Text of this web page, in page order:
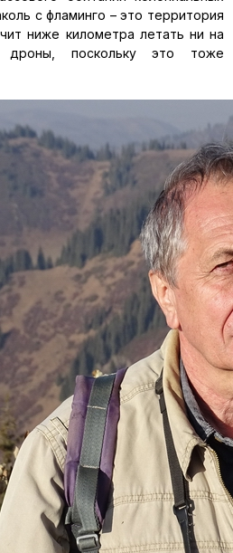
с фламинго – это территория
ниже километра летать ни на
дроны, поскольку это тоже